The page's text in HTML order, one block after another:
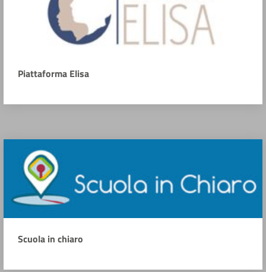
Piattaforma Elisa
Scuola in chiaro